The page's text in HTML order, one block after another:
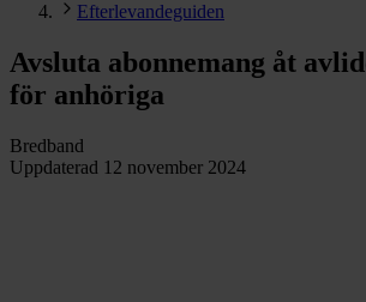
Efterlevandeguiden
Avsluta abonnemang åt
för anhöriga
Bredband
Uppdaterad 12 november 2024